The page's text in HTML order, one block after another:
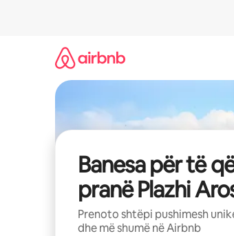
Banesa për të
pranë Plazhi
Prenoto shtëpi pushimesh
dhe më shumë në Airbnb